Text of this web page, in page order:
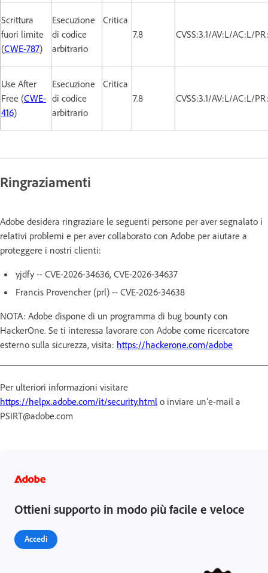
Scrittura
fuori limite
(CWE-787)
Esecuzione
di codice
arbitrario
Critica
7.8
CVSS:3.1/AV:L/AC:L/
Use After
Free (CWE-
416)
Esecuzione
di codice
arbitrario
Critica
7.8
CVSS:3.1/AV:L/AC:L/
Ringraziamenti
Adobe desidera ringraziare le seguenti persone per aver segnalato i
relativi problemi e per aver collaborato con Adobe per aiutare a
proteggere i nostri clienti:
yjdfy -- CVE-2026-34636, CVE-2026-34637
Francis Provencher (prl) -- CVE-2026-34638
NOTA: Adobe dispone di un programma di bug bounty con
HackerOne. Se ti interessa lavorare con Adobe come ricercatore
esterno sulla sicurezza, visita: https://hackerone.com/adobe
Per ulteriori informazioni visitare
https://helpx.adobe.com/it/security.html o inviare un’e-mail a
PSIRT@adobe.com
Ottieni supporto in modo più facile e veloce
Accedi